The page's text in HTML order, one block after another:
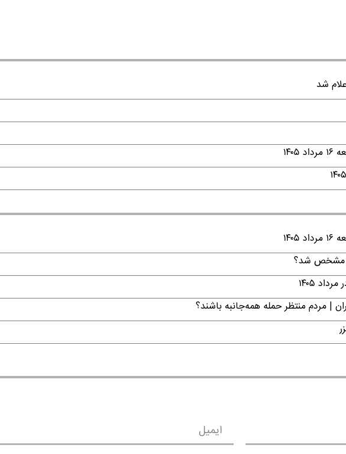
مشخص شد؟
۱۴۰۵
| مردم منتظر حمله همه‌جانبه باشند؟
ایمیل